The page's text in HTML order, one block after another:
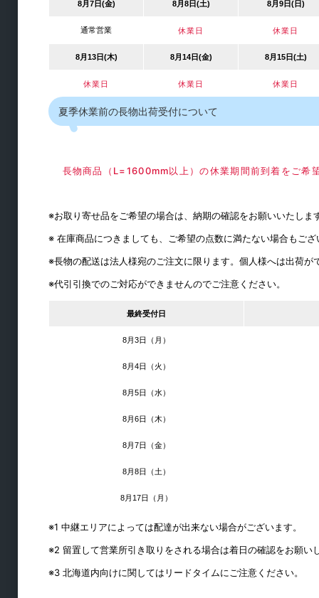
パイプ・ブラケット
水平収納
8月7日(金) 8月8日(土) 8月9日(日)
通常営業 休業日 休業日
8月13日(木) 8月14日(金) 8月15日(土)
休業日 休業日 休業日
夏季休業前の長物出荷受付について
長物商品（L=1600mm以上）の休業期間前到着をご希
※お取り寄せ品をご希望の場合は、納期の確認をお願いいたしま
※ 在庫商品につきましても、ご希望の点数に満たない場合もご
※長物の配送は法人様宛のご注文に限ります。個人様へは出荷が
※代引引換でのご対応ができませんのでご注意ください。
最終受付日
8月3日（月）
8月4日（火）
8月5日（水）
8月6日（木）
8月7日（金）
8月8日（土）
8月17日（月）
※1 中継エリアによっては配達が出来ない場合がございます。
※2 留置して営業所引き取りをされる場合は着日の確認をお願い
※3 北海道内向けに関してはリードタイムにご注意ください。